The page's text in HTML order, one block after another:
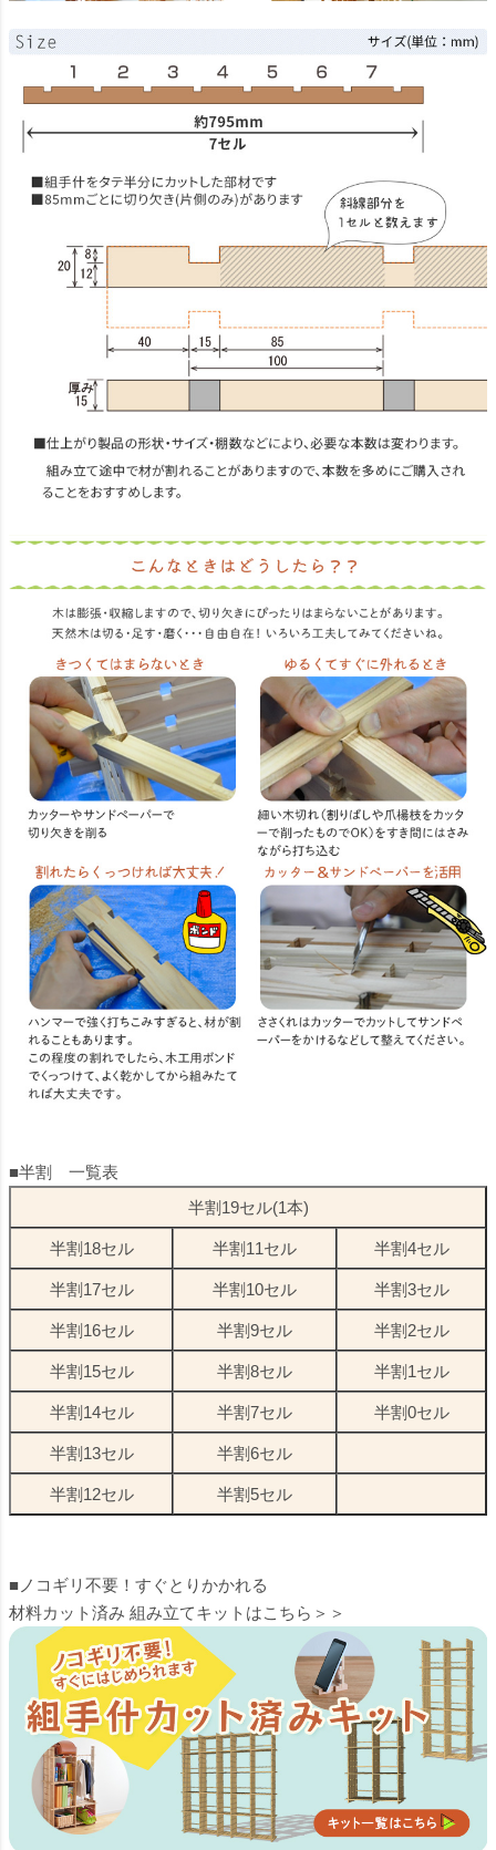
■半割 一覧表
半割19セル(1本)
半割18セル 半割11セル 半割4セル
半割17セル 半割10セル 半割3セル
半割16セル 半割9セル 半割2セル
半割15セル 半割8セル 半割1セル
半割14セル 半割7セル 半割0セル
半割13セル 半割6セル
半割12セル 半割5セル
■ノコギリ不要！すぐとりかかれる
材料カット済み 組み立てキットはこちら＞＞